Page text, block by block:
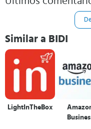
Similar a BIDI
LightInTheBox